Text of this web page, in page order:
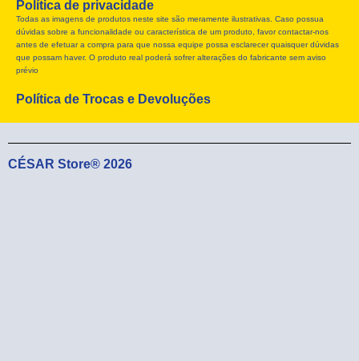
b
o
o
k
i
t
t
e
a
g
r
a
Política de privacidade
Todas as imagens de produtos neste site são meramente ilustrativas. Caso possua
dúvidas sobre a funcionalidade ou característica de um produto, favor contactar-nos
antes de efetuar a compra para que nossa equipe possa esclarecer quaisquer dúvidas
que possam haver. O produto real poderá sofrer alterações do fabricante sem aviso
prévio
Política de Trocas e Devoluções
CÉSAR Store® 2026